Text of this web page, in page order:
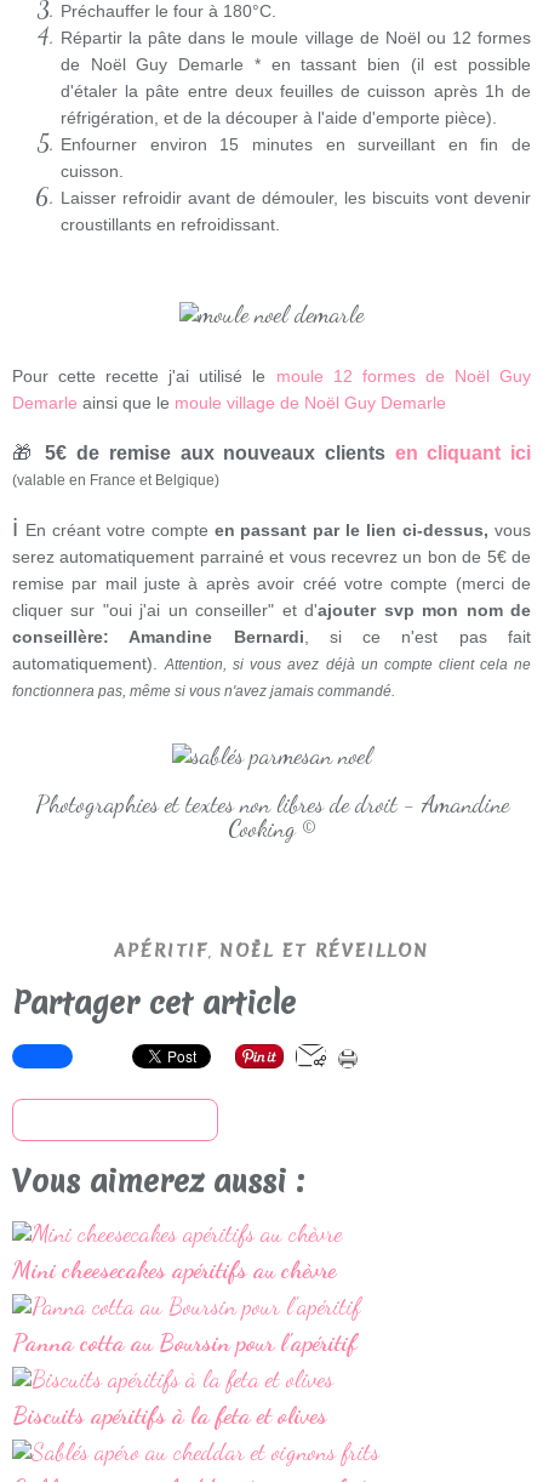
Préchauffer le four à 180°C.
Répartir la pâte dans le moule village de Noël ou 12 formes
de Noël Guy Demarle * en tassant bien (il est possible
d'étaler la pâte entre deux feuilles de cuisson après 1h de
réfrigération, et de la découper à l'aide d'emporte pièce).
Enfourner environ 15 minutes en surveillant en fin de
cuisson.
Laisser refroidir avant de démouler, les biscuits vont devenir
croustillants en refroidissant.
Pour cette recette j'ai utilisé le moule 12 formes de Noël Guy
Demarle ainsi que le moule village de Noël Guy Demarle
🎁 5€ de remise aux nouveaux clients en cliquant ici
(valable en France et Belgique)
ℹ En créant votre compte en passant par le lien ci-dessus, vous
serez automatiquement parrainé et vous recevrez un bon de 5€ de
remise par mail juste à après avoir créé votre compte (merci de
cliquer sur "oui j'ai un conseiller" et d'ajouter svp mon nom de
conseillère: Amandine Bernardi , si ce n'est pas fait
automatiquement).Attention, si vous avez déjà un compte client cela ne
fonctionnera pas, même si vous n'avez jamais commandé.
Photographies et textes non libres de droit - Amandine
Cooking ©
APÉRITIF, NOËL ET RÉVEILLON
Partager cet article
Vous aimerez aussi :
Mini cheesecakes apéritifs au chèvre
Panna cotta au Boursin pour l'apéritif
Biscuits apéritifs à la feta et olives